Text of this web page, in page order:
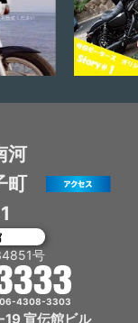
河
町
号
06-4308-3303
宣伝館ビル